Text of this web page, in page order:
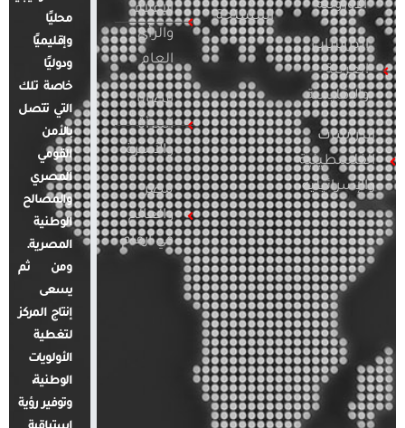
الأوروبية
الدراسات
العربية
والإقليمية
الدراسات
الفلسطينية
والإسرائيلية
المسلحة
الإعلام
والرأي
العام
قضايا
المرأة
والأسرة
مصر
والعالم
في أرقام
محليًا
وإقليميًا
ودوليًا
خاصة تلك
التي تتصل
بالأمن
القومي
المصري
والمصالح
الوطنية
المصرية.
ومن ثم
يسعى
إنتاج المركز
لتغطية
الأولويات
الوطنية،
وتوفير رؤية